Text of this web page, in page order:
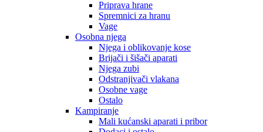
Priprava hrane
Spremnici za hranu
Vage
Osobna njega
Njega i oblikovanje kose
Brijači i šišači aparati
Njega zubi
Odstranjivači vlakana
Osobne vage
Ostalo
Kampiranje
Mali kućanski aparati i pribor